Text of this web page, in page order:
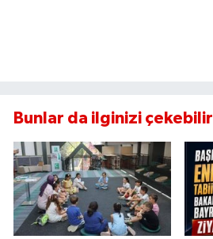
Bunlar da ilginizi çekebilir